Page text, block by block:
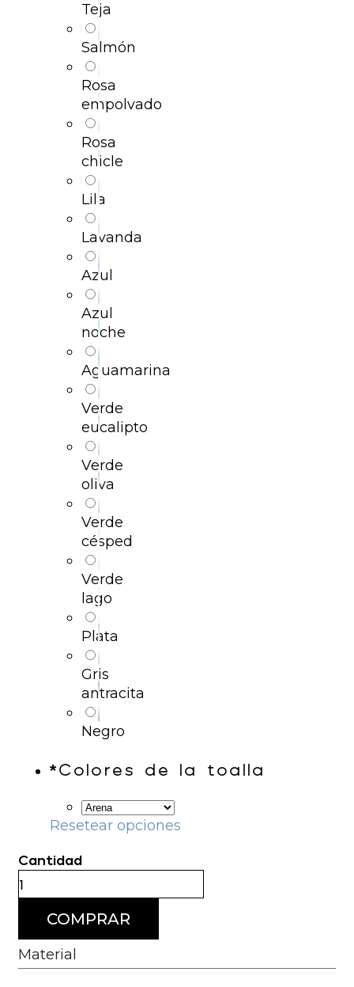
Teja
Salmón
Rosa
empolvado
Rosa
chicle
Lila
Lavanda
Azul
Azul
noche
Aguamarina
Verde
eucalipto
Verde
oliva
Verde
césped
Verde
lago
Plata
Gris
antracita
Negro
*Colores de la toalla
Resetear opciones
COMPRAR
Material